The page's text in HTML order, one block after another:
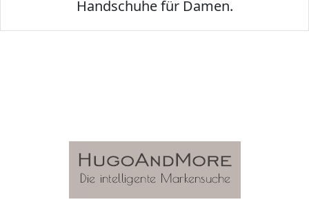
Handschuhe für Damen.